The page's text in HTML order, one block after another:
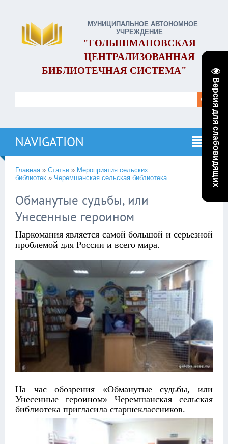
Версия для слабовидящих
МУНИЦИПАЛЬНОЕ АВТОНОМНОЕ
УЧРЕЖДЕНИЕ
"ГОЛЫШМАНОВСКАЯ
ЦЕНТРАЛИЗОВАННАЯ
БИБЛИОТЕЧНАЯ СИСТЕМА"
NAVIGATION
Главная » Статьи » Мероприятия сельских
библиотек » Черемшанская сельская библиотека
Обманутые судьбы, или
Унесенные героином
Наркомания является самой большой и серьезной
проблемой для России и всего мира.
На час обозрения «Обманутые судьбы, или
Унесенные героином» Черемшанская сельская
библиотека пригласила старшеклассников.